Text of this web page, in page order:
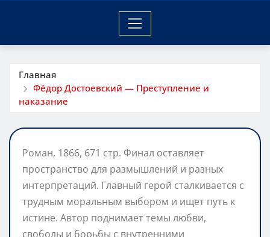
Главная
Фёдор Достоевский — Преступление и
наказание
Роман, 1866, 671 стр. Финал оставляет
пространство для размышлений и разных
интерпретаций. Главный герой сталкивается с
трудным моральным выбором и ищет путь к
истине. Автор поднимает темы любви,
свободы и борьбы с внутренними